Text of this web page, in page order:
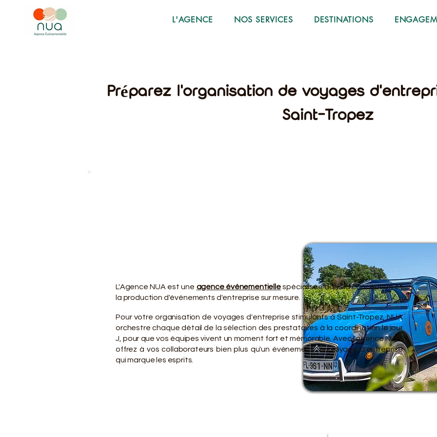
L'AGENCE NOS SERVICES DESTINATIONS
Préparez l'organisation de voyages
Saint-Tropez
VOTRE
VOTRE
L'Agence NUA est une agence événementielle spécialisée dans la conception et
la production d'événements d'entreprise sur mesure.
Pour votre organisation de voyages d'entreprise stimulants à Saint-Tropez, NUA
orchestre chaque détail de la sélection des prestataires à la coordination le jour
J, pour que vos équipes vivent un moment fort et mémorable. Avec l'agence NUA,
offrez à vos collaborateurs bien plus qu'un événement : un voyage d'entreprise
qui marque les esprits.